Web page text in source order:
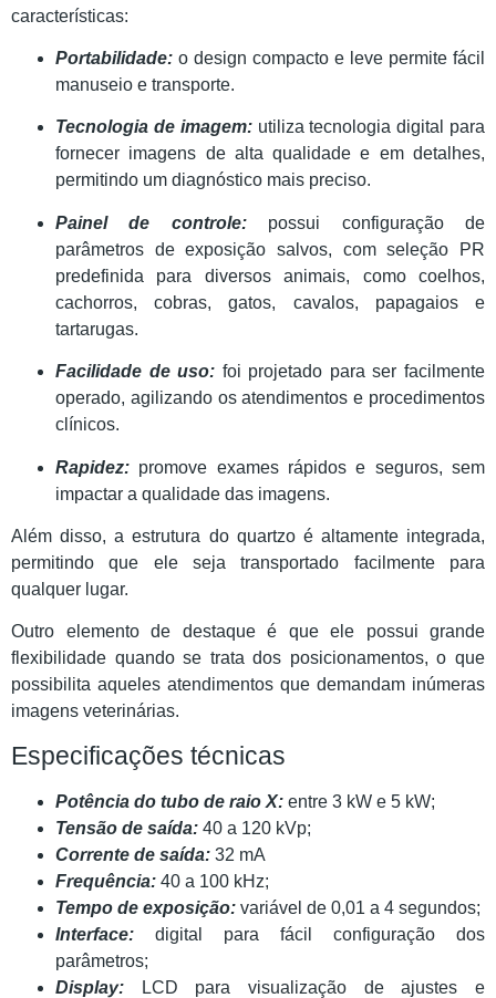
características:
Portabilidade: o design compacto e leve permite fácil
manuseio e transporte.
Tecnologia de imagem: utiliza tecnologia digital para
fornecer imagens de alta qualidade e em detalhes,
permitindo um diagnóstico mais preciso.
Painel de controle: possui configuração de
parâmetros de exposição salvos, com seleção PR
predefinida para diversos animais, como coelhos,
cachorros, cobras, gatos, cavalos, papagaios e
tartarugas.
Facilidade de uso: foi projetado para ser facilmente
operado, agilizando os atendimentos e procedimentos
clínicos.
Rapidez: promove exames rápidos e seguros, sem
impactar a qualidade das imagens.
Além disso, a estrutura do quartzo é altamente integrada,
permitindo que ele seja transportado facilmente para
qualquer lugar.
Outro elemento de destaque é que ele possui grande
flexibilidade quando se trata dos posicionamentos, o que
possibilita aqueles atendimentos que demandam inúmeras
imagens veterinárias.
Especificações técnicas
Potência do tubo de raio X: entre 3 kW e 5 kW;
Tensão de saída: 40 a 120 kVp;
Corrente de saída: 32 mA
Frequência: 40 a 100 kHz;
Tempo de exposição: variável de 0,01 a 4 segundos;
Interface: digital para fácil configuração dos
parâmetros;
Display: LCD para visualização de ajustes e